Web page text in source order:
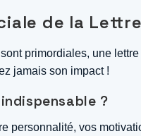
de la
primordiales, une
jamais son impact !
?
personnalité, vos